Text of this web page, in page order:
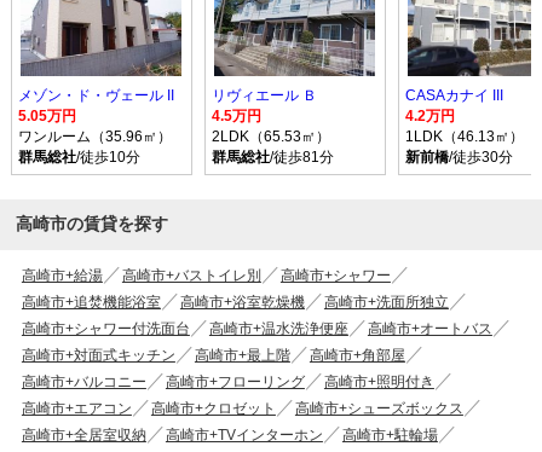
メゾン・ド・ヴェール II
5.05万円
ワンルーム（35.96㎡）
群馬総社/徒歩10分
リヴィエール Ｂ
4.5万円
2LDK（65.53㎡）
群馬総社/徒歩81分
CASAカナイ III
4.2万円
1LDK（46.13㎡）
新前橋/徒歩30分
高崎市の賃貸を探す
高崎市+給湯 高崎市+バストイレ別
高崎市+シャワー
高崎市+追焚機能浴室
高崎市+浴室乾燥機
高崎市+洗面所独立
高崎市+シャワー付洗面台
高崎市+温水洗浄便座
高崎市+オートバス
高崎市+対面式キッチン
高崎市+最上階
高崎市+角部屋
高崎市+バルコニー
高崎市+フローリング
高崎市+照明付き
高崎市+エアコン
高崎市+クロゼット
高崎市+シューズボックス
高崎市+全居室収納
高崎市+TVインターホン
高崎市+駐輪場